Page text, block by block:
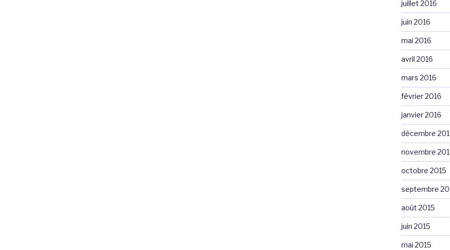
juillet 2016
juin 2016
mai 2016
avril 2016
mars 2016
février 2016
janvier 2016
décembre
novembre
octobre 2015
septembre
août 2015
juin 2015
mai 2015